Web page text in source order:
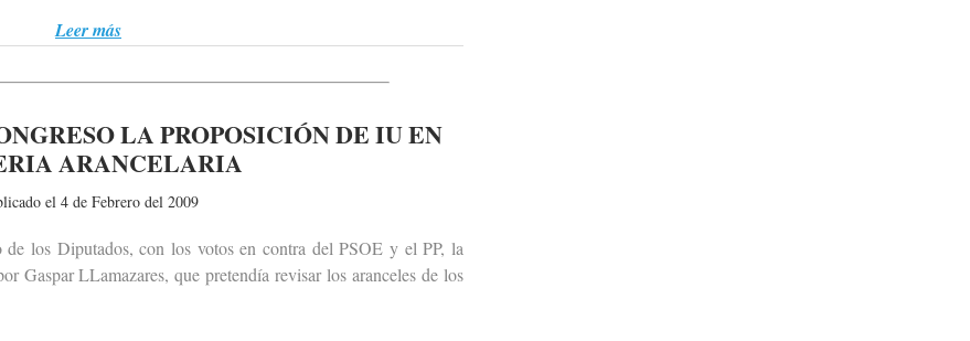
Leer más
LA PROPOSICIÓN DE IU EN
ARANCELARIA
el 4 de Febrero del 2009
los Diputados, con los votos en contra del PSOE y el PP, la
Gaspar LLamazares, que pretendía revisar los aranceles de los